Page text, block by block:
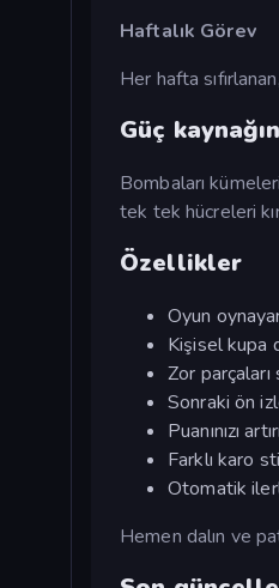
Haftalık Görev
Her hafta
Güç
Bombaları
tek tek hücreleri
Özellikler
Oyun
Kişisel kupa
Zor
Sonraki ön
Puanınızı
Farklı karo
Otomatik
Hemen dalın ve